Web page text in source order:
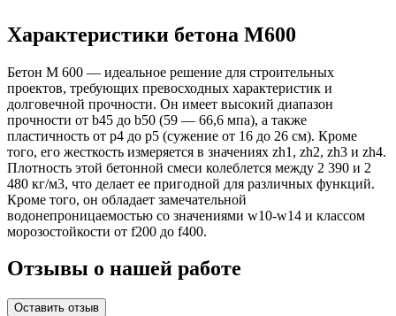
Характеристики бетона М600
Бетон М 600 — идеальное решение для строительных
проектов, требующих превосходных характеристик и
долговечной прочности. Он имеет высокий диапазон
прочности от b45 до b50 (59 — 66,6 мпа), а также
пластичность от p4 до p5 (сужение от 16 до 26 см). Кроме
того, его жесткость измеряется в значениях zh1, zh2, zh3 и zh4.
Плотность этой бетонной смеси колеблется между 2 390 и 2
480 кг/м3, что делает ее пригодной для различных функций.
Кроме того, он обладает замечательной
водонепроницаемостью со значениями w10-w14 и классом
морозостойкости от f200 до f400.
Отзывы о нашей работе
Оставить отзыв